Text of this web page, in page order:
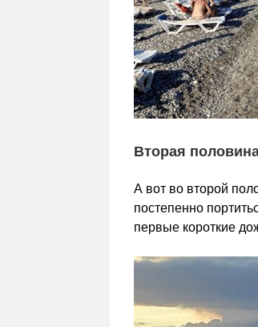
Вторая
А вот во второй
постепенно
первые короткие